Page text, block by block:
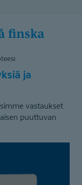
finska
vastaukset
puuttuvan